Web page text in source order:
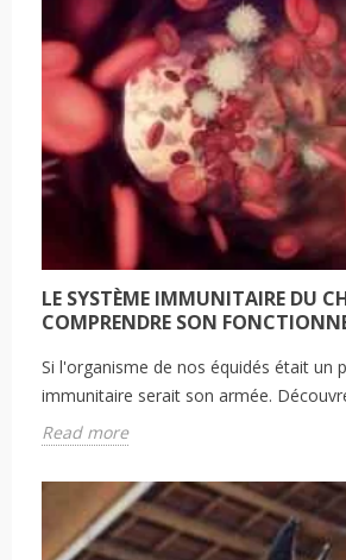
LE SYSTÈME IMMUNITAIRE DU
COMPRENDRE SON
Si l'organisme de nos équidés était un
immunitaire serait son armée.
Read more